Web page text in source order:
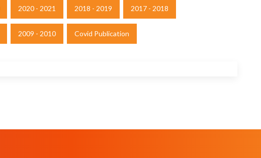
2020 - 2021 2018 - 2019 2017 - 2018
2009 - 2010 Covid Publication